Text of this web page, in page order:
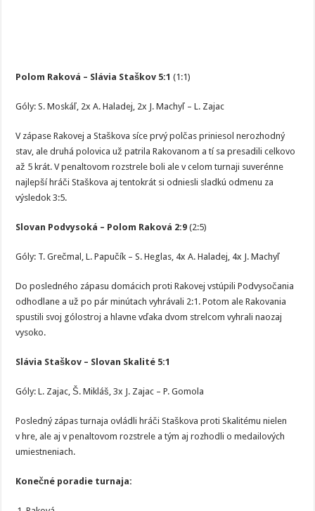
Polom Raková – Slávia Staškov 5:1 (1:1)
Góly: S. Moskáľ, 2x A. Haladej, 2x J. Machyľ – L. Zajac
V zápase Rakovej a Staškova síce prvý polčas priniesol nerozhodný
stav, ale druhá polovica už patrila Rakovanom a tí sa presadili celkovo
až 5 krát. V penaltovom rozstrele boli ale v celom turnaji suverénne
najlepší hráči Staškova aj tentokrát si odniesli sladkú odmenu za
výsledok 3:5.
Slovan Podvysoká – Polom Raková 2:9 (2:5)
Góly: T. Grečmal, L. Papučík – S. Heglas, 4x A. Haladej, 4x J. Machyľ
Do posledného zápasu domácich proti Rakovej vstúpili Podvysočania
odhodlane a už po pár minútach vyhrávali 2:1. Potom ale Rakovania
spustili svoj gólostroj a hlavne vďaka dvom strelcom vyhrali naozaj
vysoko.
Slávia Staškov – Slovan Skalité 5:1
Góly: L. Zajac, Š. Mikláš, 3x J. Zajac – P. Gomola
Posledný zápas turnaja ovládli hráči Staškova proti Skalitému nielen
v hre, ale aj v penaltovom rozstrele a tým aj rozhodli o medailových
umiestneniach.
Konečné poradie turnaja: